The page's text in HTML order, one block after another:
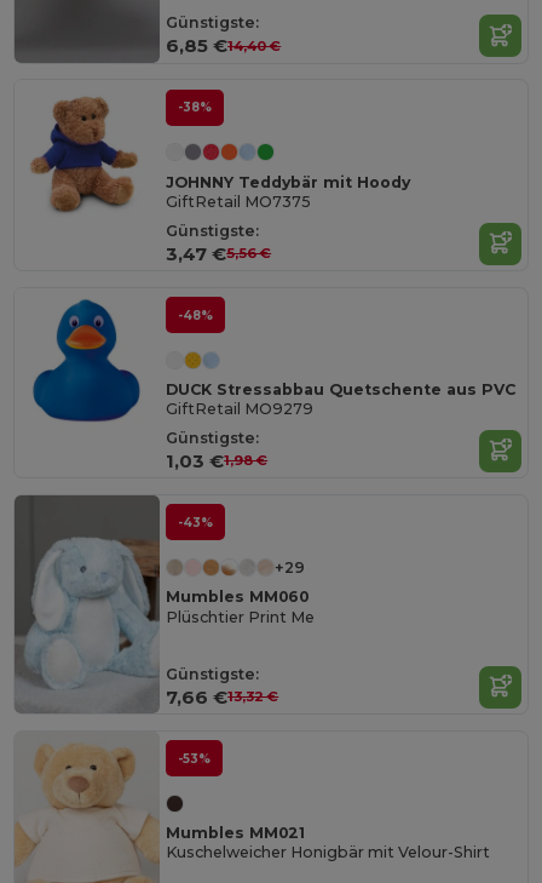
Günstigste:
6,85 €14,40 €
-38%
JOHNNY Teddybär mit Hoody
GiftRetail MO7375
Günstigste:
3,47 €5,56 €
-48%
DUCK Stressabbau Quetschente aus PVC
GiftRetail MO9279
Günstigste:
1,03 €1,98 €
-43%
+29
Mumbles MM060
Plüschtier Print Me
Günstigste:
7,66 €13,32 €
-53%
Mumbles MM021
Kuschelweicher Honigbär mit Velour-Shirt